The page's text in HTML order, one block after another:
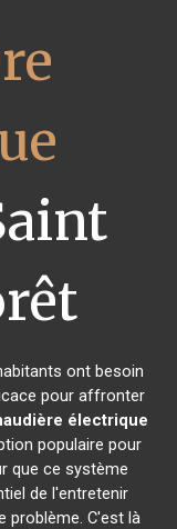
ont besoin
pour affronter
électrique
populaire pour
que ce système
de l'entretenir
problème. C'est là